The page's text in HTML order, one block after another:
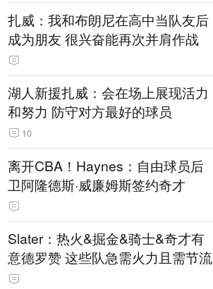
扎威：我和布朗尼在高中当队友后
成为朋友 很兴奋能再次并肩作战
湖人新援扎威：会在场上展现活力
和努力 防守对方最好的球员
10
离开CBA！Haynes：自由球员后
卫阿隆德斯·威廉姆斯签约奇才
Slater：热火&掘金&骑士&奇才有
意德罗赞 这些队急需火力且需节流